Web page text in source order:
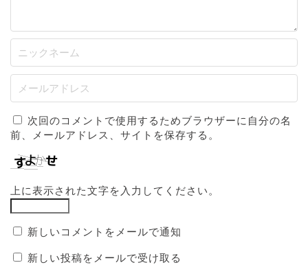
次回のコメントで使用するためブラウザーに自分の名
前、メールアドレス、サイトを保存する。
上に表示された文字を入力してください。
新しいコメントをメールで通知
新しい投稿をメールで受け取る